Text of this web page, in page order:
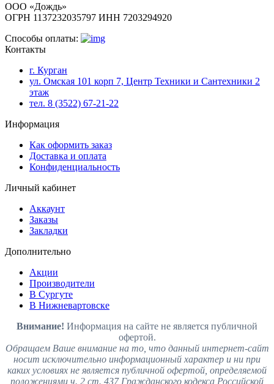
ООО «Дождь»
ОГРН 1137232035797 ИНН 7203294920
Способы оплаты:
Контакты
г. Курган
ул. Омская 101 корп 7, Центр Техники и Сантехники 2
этаж
тел. 8 (3522) 67-21-22
Информация
Как оформить заказ
Доставка и оплата
Конфиденциальность
Личный кабинет
Аккаунт
Заказы
Закладки
Дополнительно
Акции
Производители
В Сургуте
В Нижневартовске
Внимание! Информация на сайте не является публичной
офертой.
Обращаем Ваше внимание на то, что данный интернет-сайт
носит исключительно информационный характер и ни при
каких условиях не является публичной офертой, определяемой
положениями ч. 2 ст. 437 Гражданского кодекса Российской